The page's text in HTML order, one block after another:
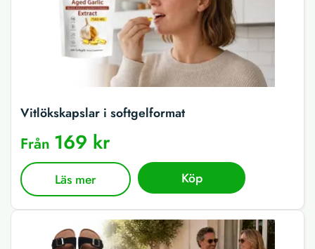
Vitlökskapslar i softgelformat
Från 169 kr
Läs mer Köp